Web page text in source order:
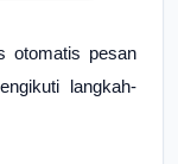
otomatis pesan
langkah-